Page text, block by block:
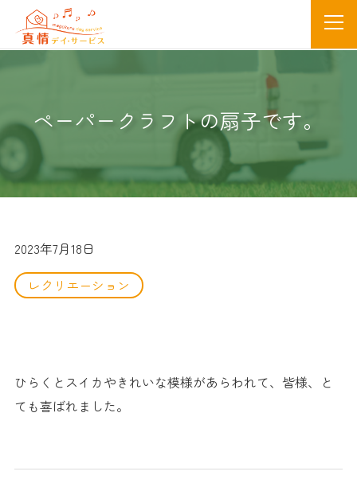
ペーパークラフトの扇子です。
2023年7月18日
レクリエーション
ひらくとスイカやきれいな模様があらわれて、皆様、と
ても喜ばれました。